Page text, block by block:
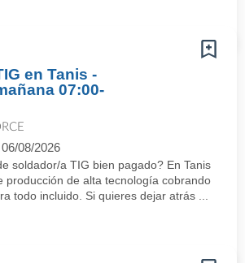
en Tanis -
07:00-
06/08/2026
soldador/a TIG bien pagado? En Tanis
producción de alta tecnología cobrando
todo incluido. Si quieres dejar atrás ...